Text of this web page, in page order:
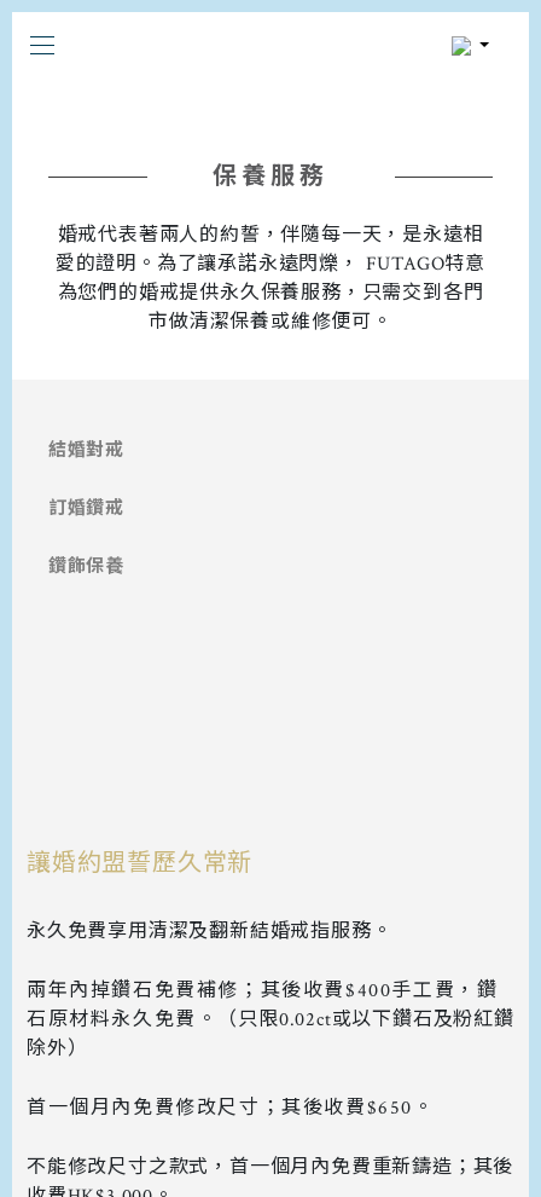
保養服務
婚戒代表著兩人的約誓，伴隨每一天，是永遠相
愛的證明。為了讓承諾永遠閃爍， FUTAGO特意
為您們的婚戒提供永久保養服務，只需交到各門
市做清潔保養或維修便可。
結婚對戒
訂婚鑽戒
鑽飾保養
讓婚約盟誓歷久常新
永久免費享用清潔及翻新結婚戒指服務。
兩年內掉鑽石免費補修；其後收費$400手工費，鑽
石原材料永久免費。
（只限0.02ct或以下鑽石及粉紅鑽
除外）
首一個月內免費修改尺寸；其後收費$650。
不能修改尺寸之款式，首一個月內免費重新鑄造；其後